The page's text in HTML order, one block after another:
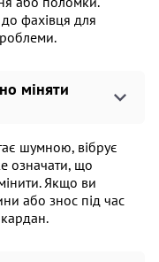
фахівця для
міняти
шумною, вібрує
означати, що
Якщо ви
або знос під час